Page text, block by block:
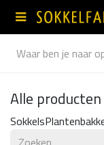
Overslaan naar inhoud
Alle producten
Sokkels